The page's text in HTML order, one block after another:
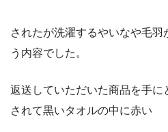
されたが洗濯するやいなや毛
う内容でした。
返送していただいた商品を手に
されて黒いタオルの中に赤い